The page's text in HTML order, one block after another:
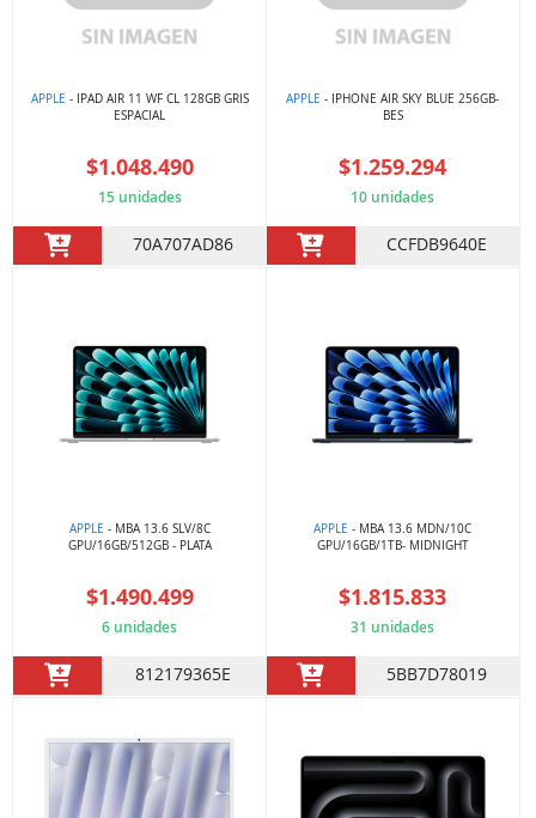
APPLE - IPAD AIR 11 WF CL 128GB GRIS
ESPACIAL
$1.048.490
15 unidades
70A707AD86
APPLE - IPHONE AIR SKY BLUE 256GB-
BES
$1.259.294
10 unidades
CCFDB9640E
APPLE - MBA 13.6 SLV/8C
GPU/16GB/512GB - PLATA
$1.490.499
6 unidades
812179365E
APPLE - MBA 13.6 MDN/10C
GPU/16GB/1TB- MIDNIGHT
$1.815.833
31 unidades
5BB7D78019